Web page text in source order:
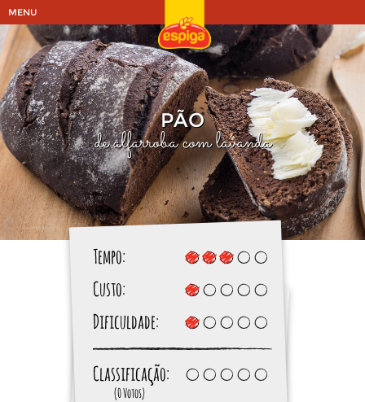
MENU
PÃO
de alfarroba com lavanda
Tempo:
Custo:
Dificuldade:
Classificação:
(0 Votos)